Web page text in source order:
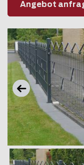
Angebot